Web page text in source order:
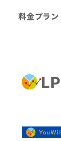
料金プラン